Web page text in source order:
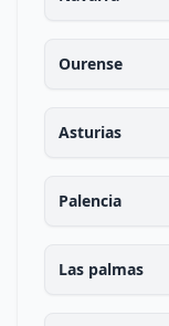
Ourense
Asturias
Palencia
Las palmas